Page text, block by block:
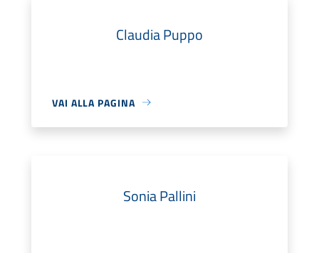
Claudia Puppo
VAI ALLA PAGINA
Sonia Pallini